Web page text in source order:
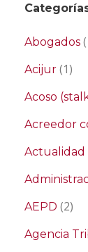
Abogados
Acijur (1)
Acoso
Acreedor
Actualidad
AEPD (2)
Agencia